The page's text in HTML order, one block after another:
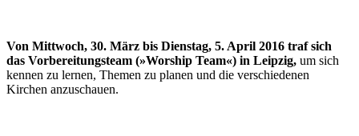
Von Mittwoch, 30. März bis Dienstag, 5. April 2016 traf sich
das Vorbereitungsteam (»Worship Team«) in Leipzig, um sich
kennen zu lernen, Themen zu planen und die verschiedenen
Kirchen anzuschauen.